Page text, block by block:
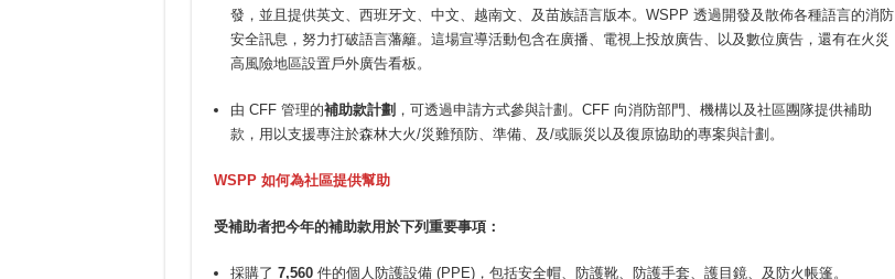
發，並且提供英文、西班牙文、中文、越南文、及苗族語言版本。WSPP 透過開發及散佈各種語言的消防
安全訊息，努力打破語言藩籬。這場宣導活動包含在廣播、電視上投放廣告、以及數位廣告，還有在火災
高風險地區設置戶外廣告看板。
由 CFF 管理的補助款計劃 ，可透過申請方式參與計劃。CFF 向消防部門、機構以及社區團隊提供補助
款，用以支援專注於森林大火/災難預防、準備、及/或賑災以及復原協助的專案與計劃。
WSPP 如何為社區提供幫助
受補助者把今年的補助款用於下列重要事項：
採購了 7,560件的個人防護設備 (PPE)，包括安全帽、防護靴、防護手套、護目鏡、及防火帳篷。